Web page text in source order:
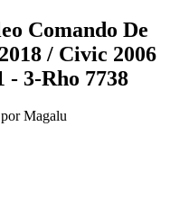
Comando De
/ Civic 2006
- 3-Rho 7738
Magalu